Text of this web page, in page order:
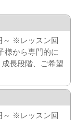
～ ※レッスン回
様から専門的に
長段階、ご希望
～ ※レッスン回